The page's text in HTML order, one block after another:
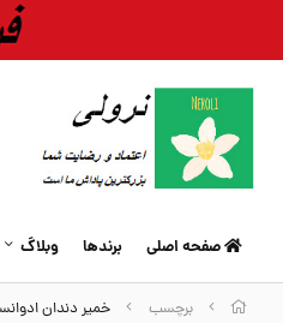
صفحه اصلی برندها وبلاگ
برچسب خمیر دندان